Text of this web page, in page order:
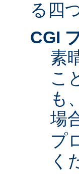
る四
CGI
素
こ
も
場
プ
く